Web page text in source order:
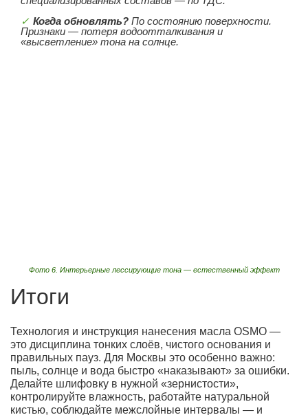
Когда обновлять? По состоянию поверхности.
Признаки — потеря водоотталкивания и
«высветление» тона на солнце.
Фото 6. Интерьерные лессирующие тона — естественный эффект
Итоги
Технология и инструкция нанесения масла OSMO —
это дисциплина тонких слоёв, чистого основания и
правильных пауз. Для Москвы это особенно важно:
пыль, солнце и вода быстро «наказывают» за ошибки.
Делайте шлифовку в нужной «зернистости»,
контролируйте влажность, работайте натуральной
кистью, соблюдайте межслойные интервалы — и